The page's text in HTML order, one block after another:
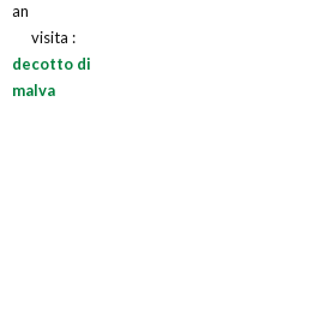
an
visita :
decotto di
malva